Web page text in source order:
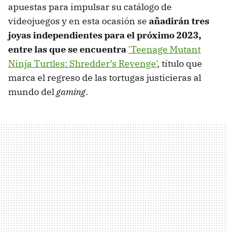
apuestas para impulsar su catálogo de
videojuegos y en esta ocasión se añadirán tres
joyas independientes para el próximo 2023,
entre las que se encuentra 'Teenage Mutant
Ninja Turtles: Shredder’s Revenge', título que
marca el regreso de las tortugas justicieras al
mundo delgaming.